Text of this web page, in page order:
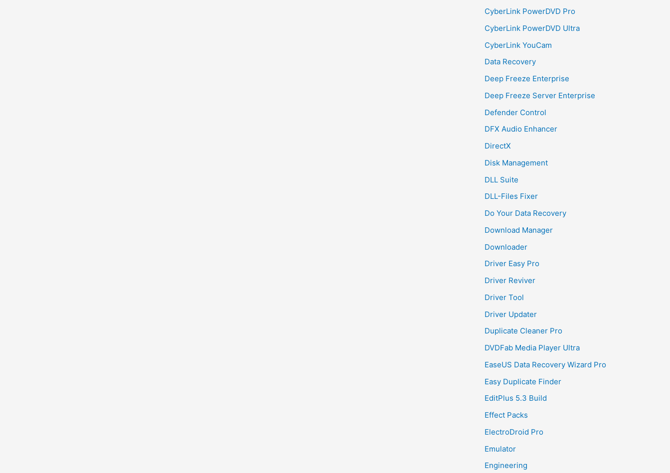
CyberLink PowerDVD Pro
CyberLink PowerDVD Ultra
CyberLink YouCam
Data Recovery
Deep Freeze Enterprise
Deep Freeze Server Enterprise
Defender Control
DFX Audio Enhancer
DirectX
Disk Management
DLL Suite
DLL-Files Fixer
Do Your Data Recovery
Download Manager
Downloader
Driver Easy Pro
Driver Reviver
Driver Tool
Driver Updater
Duplicate Cleaner Pro
DVDFab Media Player Ultra
EaseUS Data Recovery Wizard Pro
Easy Duplicate Finder
EditPlus 5.3 Build
Effect Packs
ElectroDroid Pro
Emulator
Engineering